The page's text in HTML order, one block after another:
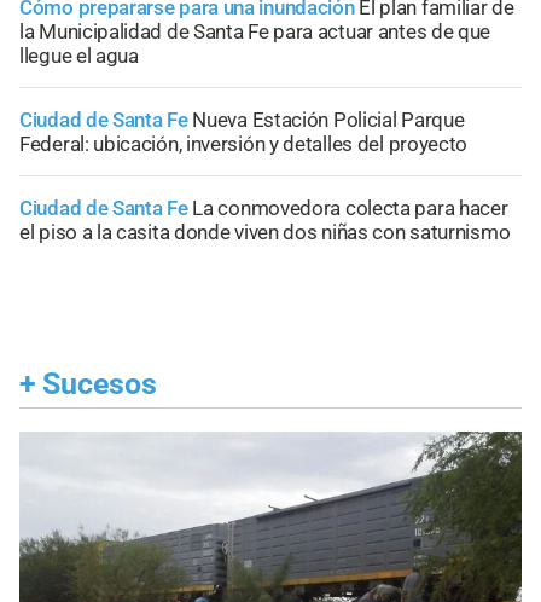
Cómo prepararse para una inundación El plan familiar de
la Municipalidad de Santa Fe para actuar antes de que
llegue el agua
Ciudad de Santa Fe Nueva Estación Policial Parque
Federal: ubicación, inversión y detalles del proyecto
Ciudad de Santa Fe La conmovedora colecta para hacer
el piso a la casita donde viven dos niñas con saturnismo
+ Sucesos